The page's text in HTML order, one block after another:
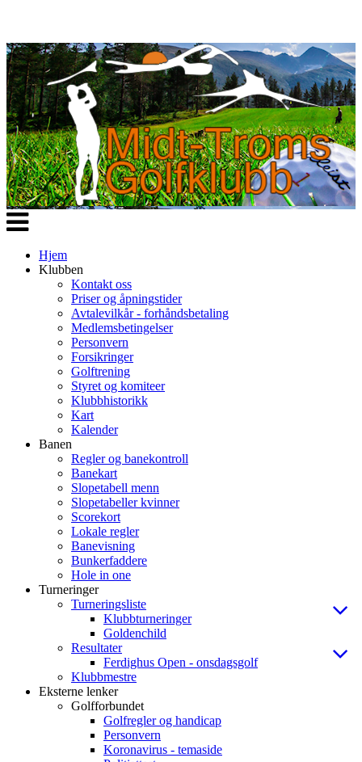
Veksle
navigasjon
Hjem
Klubben
Kontakt oss
Priser og åpningstider
Avtalevilkår - forhåndsbetaling
Medlemsbetingelser
Personvern
Forsikringer
Golftrening
Styret og komiteer
Klubbhistorikk
Kart
Kalender
Banen
Regler og banekontroll
Banekart
Slopetabell menn
Slopetabeller kvinner
Scorekort
Lokale regler
Banevisning
Bunkerfaddere
Hole in one
Turneringer
Turneringsliste
Klubbturneringer
Goldenchild
Resultater
Ferdighus Open - onsdagsgolf
Klubbmestre
Eksterne lenker
Golfforbundet
Golfregler og handicap
Personvern
Koronavirus - temaside